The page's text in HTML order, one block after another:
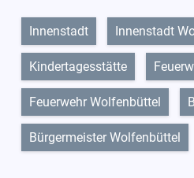
Innenstadt Innenstadt
Kindertagesstätte
Feuerwehr Wolfenbüttel
Bürgermeister Wolfenbüttel